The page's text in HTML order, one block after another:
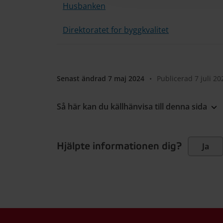
Husbanken
Direktoratet for byggkvalitet
Senast ändrad 7 maj 2024 • Publicerad 7 juli
Så här kan du källhänvisa till denna sida
Hjälpte informationen dig? Ja